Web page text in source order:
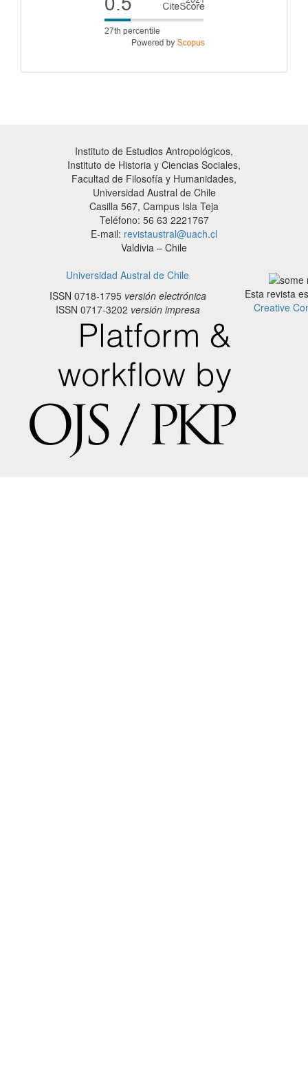
Instituto de Estudios Antropológicos,
Instituto de Historia y Ciencias Sociales,
Facultad de Filosofía y Humanidades,
Universidad Austral de Chile
Casilla 567, Campus Isla Teja
Teléfono: 56 63 2221767
E-mail: revistaustral@uach.cl
Valdivia – Chile
Universidad Austral de Chile
ISSN 0718-1795versión electrónica
ISSN 0717-3202 versión impresa
Esta revista
Creative